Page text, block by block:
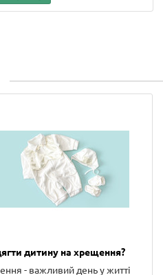
дитину на хрещення?
- важливий день у житті